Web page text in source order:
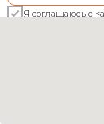
Я соглашаюсь с